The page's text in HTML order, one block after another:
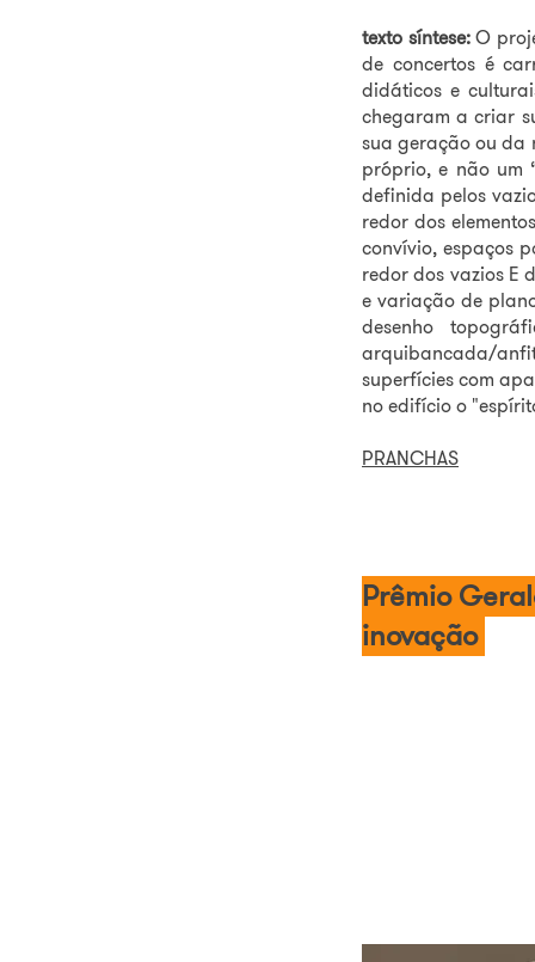
texto síntese:O
de concertos é
didáticos e
chegaram a criar
sua geração ou da
próprio, e não um
definida pelos
redor dos
convívio, espaços
redor dos vazios E
e variação de
desenho
arquibancada/
superfícies com
no edifício o
PRANCHAS
Prêmio
inovação